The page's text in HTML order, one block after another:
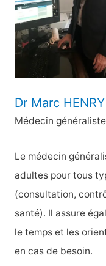
e
r
Dr Marc HENRY
Médecin généraliste
Le médecin
adultes pour tous
(consultation,
santé). Il assure
le temps et les
en cas de besoin.